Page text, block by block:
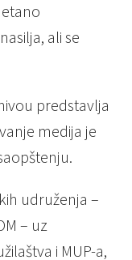
ali se
predstavlja
medija je
udruženja –
– uz
i MUP-a,